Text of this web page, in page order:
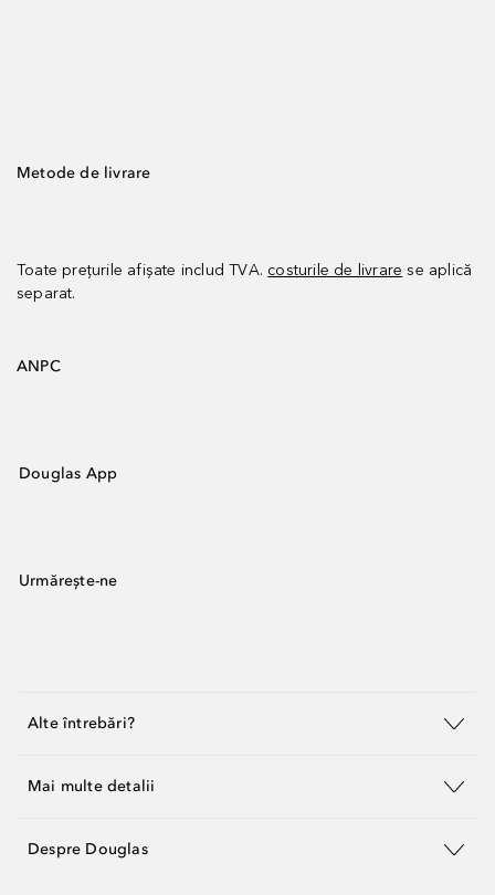
Metode de livrare
Toate prețurile afișate includ TVA. costurile de livrare se aplică
separat.
ANPC
Douglas App
Urmărește-ne
Alte întrebări?
Mai multe detalii
Despre Douglas